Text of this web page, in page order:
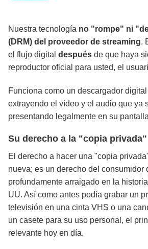
Nuestra tecnología no "rompe" ni
(DRM) del proveedor de streaming.
el flujo digital después de que haya
reproductor oficial para usted, el
Funciona como un descargador
extrayendo el vídeo y el audio que ya
presentando legalmente en su
Su derecho a la "copia privada"
El derecho a hacer una "copia
nueva; es un derecho del consumidor
profundamente arraigado en la
UU. Así como antes podía grabar un
televisión en una cinta VHS o una
un casete para su uso personal, el
relevante hoy en día.